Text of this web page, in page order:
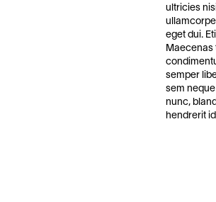
ultricies
eget dui.
Maecenas
semper
sem
nunc,
hendrerit